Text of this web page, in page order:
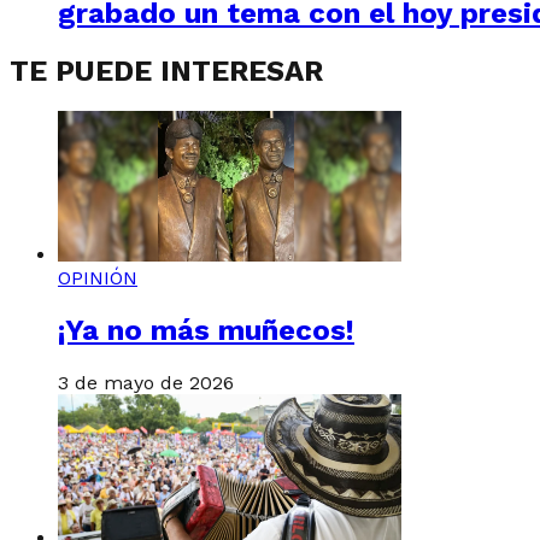
grabado un tema con el hoy
TE PUEDE INTERESAR
OPINIÓN
¡Ya no más muñecos!
3 de mayo de 2026